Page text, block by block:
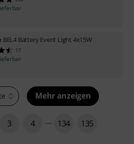
BEL4 Battery Event Light 4x15W
17
Mehr anzeigen
3 4 134 135